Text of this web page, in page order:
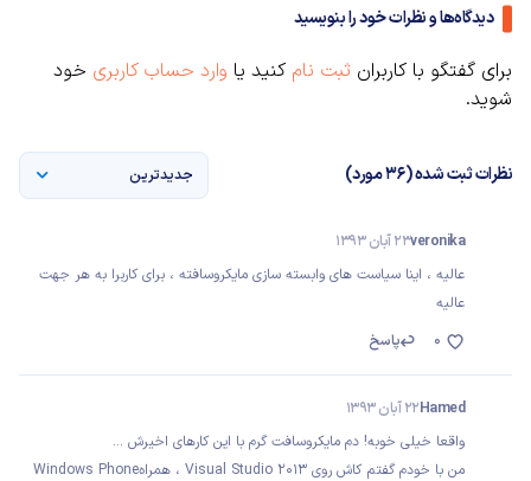
دیدگاه‌ها و نظرات خود را بنویسید
برای گفتگو با کاربران ثبت نام کنید یا وارد حساب کاربری خود
شوید.
نظرات ثبت شده (36 مورد) جدیدترین
veronika23 آبان 1393
عالیه ، اینا سیاست های وابسته سازی مایکروسافته ، برای کاربرا به هر جهت
عالیه
پاسخ
0
Hamed22 آبان 1393
واقعا خیلی خوبه! دم مایکروسافت گرم با این کارهای اخیرش ...
من با خودم گفتم کاش روی Visual Studio 2013 ، همراهWindows Phone